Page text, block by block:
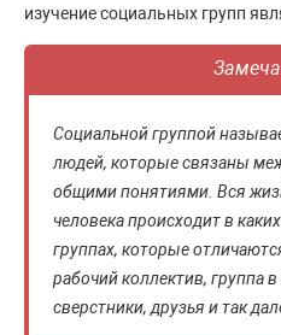
изучение социальных групп
Социальной группой
людей, которые связаны
общими понятиями. Вся
человека происходит в
группах, которые
рабочий коллектив, группа
сверстники, друзья и так